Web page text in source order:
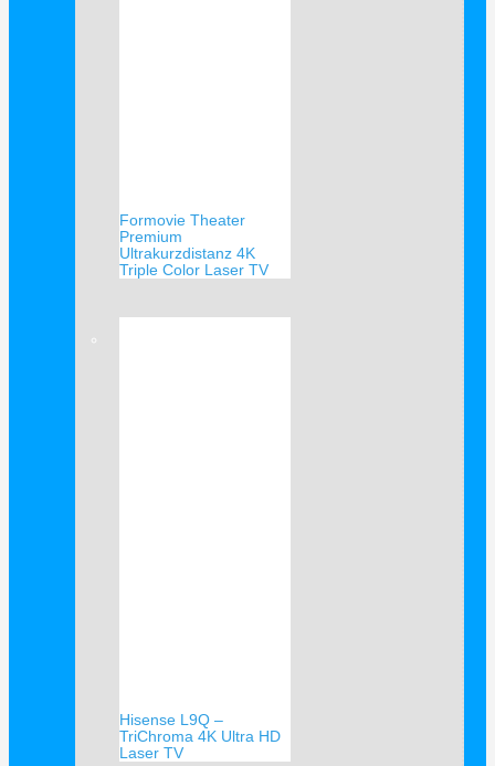
Formovie Theater
Premium
Ultrakurzdistanz 4K
Triple Color Laser TV
Hisense L9Q –
TriChroma 4K Ultra HD
Laser TV